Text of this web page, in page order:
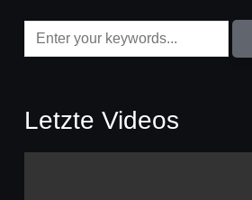
Letzte Videos